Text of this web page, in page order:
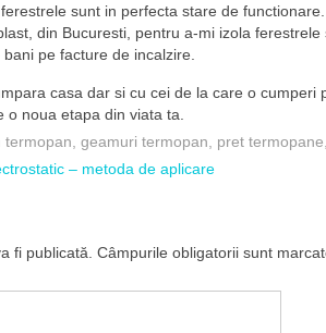
sunt in perfecta stare de
din Bucuresti, pentru a-mi izola
pe facture de incalzire.
casa dar si cu cei de la care o
noua etapa din viata ta.
termopan geamuri termopan pret termopane
– metoda de aplicare
fi publicată. Câmpurile obligatorii sunt